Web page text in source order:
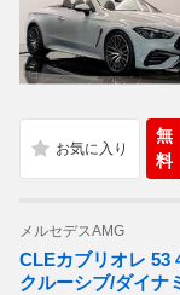
無
料
メルセデスAMG
CLEカブリオレ 53
クルーシブ/ダイナ